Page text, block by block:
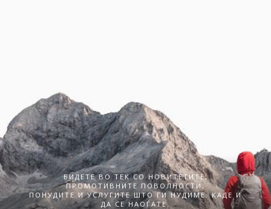
БИДЕТЕ ВО ТЕК СО НОВИТЕТИТЕ,
ПРОМОТИВНИТЕ ПОВОЛНОСТИ,
ПОНУДИТЕ И УСЛУГИТЕ ШТО ГИ НУДИМЕ. КАДЕ И
ДА СЕ НАОЃАТЕ.